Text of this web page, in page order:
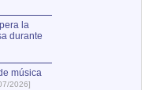
la
durante
música
2026]